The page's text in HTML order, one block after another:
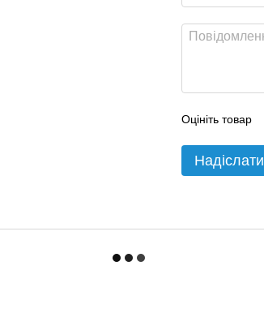
Оцініть товар
Надіслати